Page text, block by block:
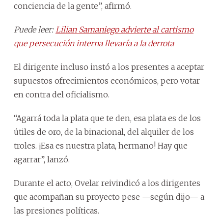
conciencia de la gente”, afirmó.
Puede leer: Lilian Samaniego advierte al cartismo
que persecución interna llevaría a la derrota
El dirigente incluso instó a los presentes a aceptar
supuestos ofrecimientos económicos, pero votar
en contra del oficialismo.
“Agarrá toda la plata que te den, esa plata es de los
útiles de oro, de la binacional, del alquiler de los
troles. ¡Esa es nuestra plata, hermano! Hay que
agarrar”, lanzó.
Durante el acto, Ovelar reivindicó a los dirigentes
que acompañan su proyecto pese —según dijo— a
las presiones políticas.